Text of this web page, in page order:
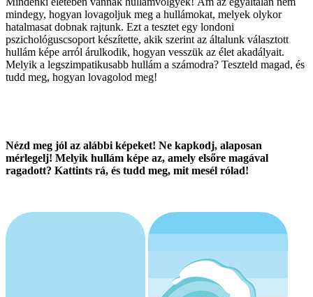
mindegy, hogyan lovagoljuk meg a hullámokat, melyek olykor
hatalmasat dobnak rajtunk. Ezt a tesztet egy londoni
pszichológuscsoport készítette, akik szerint az általunk választott
hullám képe arról árulkodik, hogyan vesszük az élet akadályait.
Melyik a legszimpatikusabb hullám a számodra? Teszteld magad, és
tudd meg, hogyan lovagolod meg!
Nézd meg jól az alábbi képeket! Ne kapkodj, alaposan
mérlegelj! Melyik hullám képe az, amely elsőre magával
ragadott? Kattints rá, és tudd meg, mit mesél rólad!